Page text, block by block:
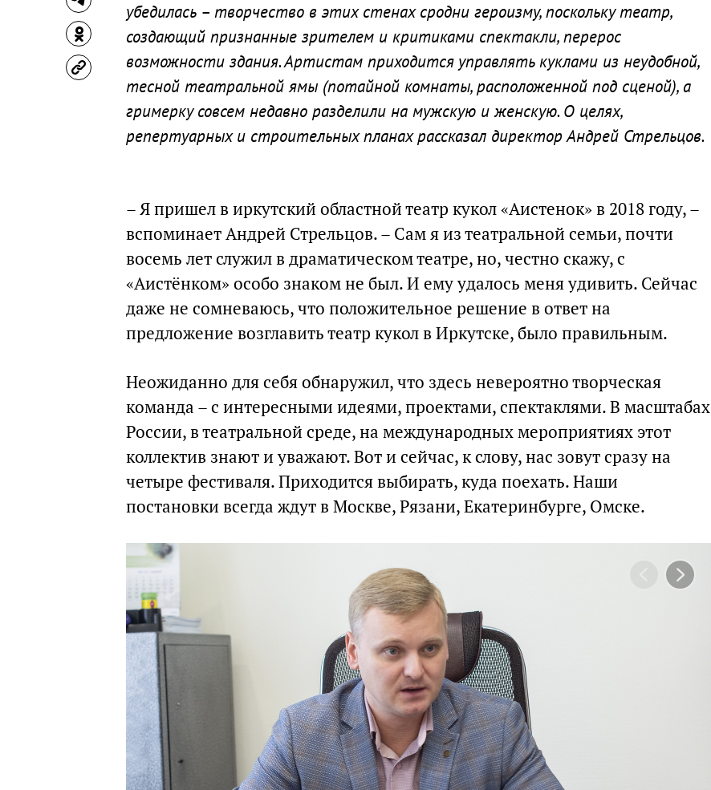
убедилась – творчество в этих стенах сродни героизму, поскольку театр,
создающий признанные зрителем и критиками спектакли, перерос
возможности здания. Артистам приходится управлять куклами из неудобной,
тесной театральной ямы (потайной комнаты, расположенной под сценой), а
гримерку совсем недавно разделили на мужскую и женскую. О целях,
репертуарных и строительных планах рассказал директор Андрей Стрельцов.
– Я пришел в иркутский областной театр кукол «Аистенок» в 2018 году, –
вспоминает Андрей Стрельцов. – Сам я из театральной семьи, почти
восемь лет служил в драматическом театре, но, честно скажу, с
«Аистёнком» особо знаком не был. И ему удалось меня удивить. Сейчас
даже не сомневаюсь, что положительное решение в ответ на
предложение возглавить театр кукол в Иркутске, было правильным.
Неожиданно для себя обнаружил, что здесь невероятно творческая
команда – с интересными идеями, проектами, спектаклями. В масштабах
России, в театральной среде, на международных мероприятиях этот
коллектив знают и уважают. Вот и сейчас, к слову, нас зовут сразу на
четыре фестиваля. Приходится выбирать, куда поехать. Наши
постановки всегда ждут в Москве, Рязани, Екатеринбурге, Омске.